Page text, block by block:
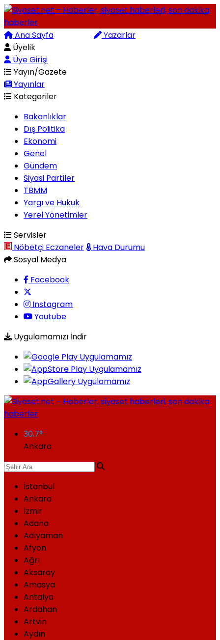
Ana Sayfa
Yazarlar
Üyelik
Üye Girişi
Yayın/Gazete
Yayınlar
Kategoriler
Bakanlıklar
Dış Politika
Ekonomi
Genel
Gündem
Siyasi Partiler
TBMM
Yargı ve Hukuk
Yerel Yönetimler
Servisler
Nöbetçi Eczaneler
Hava Durumu
Sosyal Medya
Facebook
Instagram
Youtube
Uygulamamızı İndir
30.7°
Ankara
İstanbul
Ankara
İzmir
Adana
Adıyaman
Afyon
Ağrı
Aksaray
Amasya
Antalya
Ardahan
Artvin
Aydın